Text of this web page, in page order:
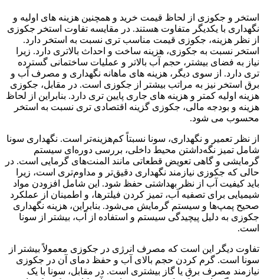
استخر و جکوزی از لحاظ قیمت خرید و همچنین هزینه ‌های اولیه و
نگهداری با یکدیگر متفاوت هستند. در مقایسه تفاوت استخر جکوزی
از نظر هزینه‌، جکوزی قیمت مناسب ‌تری نسبت به استخر دارد.
استخر نسبت به جکوزی، هزینه ساخت و احداث بالاتری دارد. زیرا
نیاز به فضای بیشتر، حجم آب بالاتر و عملیات ساختمانی گسترده‌
تری دارد. از سوی دیگر، هزینه ‌های ماهانه نگهداری و مصرف آب و
برق استخر نیز به مراتب بیشتر از جکوزی است. در مقابل، جکوزی
هزینه اولیه کمتر و هزینه‌ های جاری پایین‌ تری دارد. بنابراین از لحاظ
هزینه و بودجه مالی، جکوزی گزینه اقتصادی‌ تری نسبت به استخر
محسوب می‌ شود.
از نظر تعمیر و نگهداری، سونا نسبتاً کم‌هزینه‌تر است. نگهداری سونا
شامل تمیز نگه‌داشتن محیط داخلی، بررسی دوره‌ای سیستم
گرمایشی و گاهی تعویض قطعاتی مانند المنت‌های گرمایی است. در
حالی که جکوزی نیازمند نگهداری دقیق‌تر و مداوم‌تری است، زیرا
باید کیفیت آب از نظر بهداشتی حفظ شود. این شامل افزودن مواد
شیمیایی برای تصفیه آب، تمیز کردن فیلترها، و اطمینان از عملکرد
صحیح پمپ‌ها و سیستم گرمایش می‌شود. بنابراین، هزینه نگهداری
جکوزی به دلیل پیچیدگی سیستم و استفاده از آب، بیشتر از سونا
است.
تفاوت دیگر این است که مصرف انرژی در جکوزی معمولاً بیشتر از
سونا است. گرم کردن حجم بالای آب و حفظ دمای آن در جکوزی
نیازمند مصرف برق یا گاز بیشتری است. در مقابل، سونا با یک